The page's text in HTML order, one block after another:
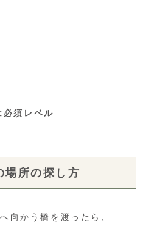
須レベル
所の探し方
かう橋を渡ったら、